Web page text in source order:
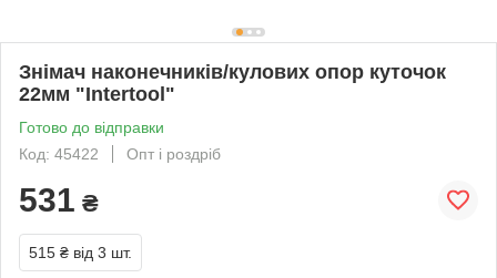
Знімач наконечників/кулових опор куточок
22мм "Intertool"
Готово до відправки
Код: 45422
Опт і роздріб
531 ₴
515 ₴ від 3 шт.